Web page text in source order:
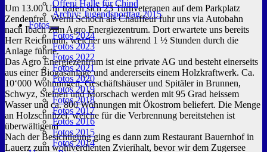
Offeni Halle für Chind
Archiv: Jugendsporttag 2015
Fotos
Untermenü
anzeigen
Fotos 2024
Fotos 2023
Fotos 2022
Fotos 2021
Fotos 2020
Fotos 2019
Fotos 2018
Fotos 2017
Fotos 2016
Fotos 2015
Fotos 2014
Um 13.00 Uhr trafen sich 23 Turnveteranen auf dem Parkplatz
Zendenfrei. Werni Schoch als Chauffeur fuhr uns via Autobahn
nach Ibach zum Agro Energiezentrum. Dort erwartete uns bereits
Herr Reichmuth, welcher uns während 1 ½ Stunden durch die
Anlage führte.
Das Agro Energiezentrum ist eine private AG und besteht einerseits
aus einer Biogasanlage und andererseits einem Holzkraftwerk. Ca.
10‘000 Wohnungen, Geschäftshäuser und Spitäler in Brunnen,
Schwyz, Steinen und Morschach werden mit 95 Grad heissem
Wasser und ca. 800 Wohnungen mit Ökostrom beliefert. Die Menge
an Holzschnitzel, welche für die Verbrennung bereitstehen ist
überwältigend
Nach der Besichtigung ging es dann zum Restaurant Bauernhof in
Lauerz zum wohlverdienten Zvierihalt, bevor wir dem Zugersee